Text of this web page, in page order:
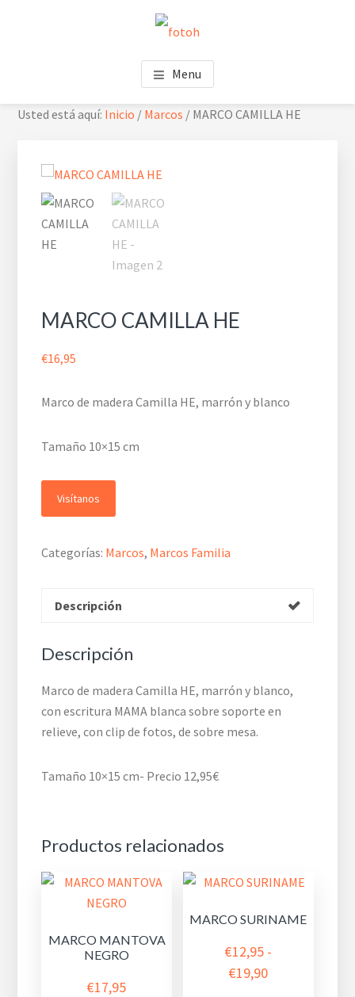
Menu
Usted está aquí: Inicio / Marcos / MARCO CAMILLA HE
MARCO CAMILLA HE
€16,95
Marco de madera Camilla HE, marrón y blanco
Tamaño 10×15 cm
Visítanos
Categorías: Marcos, Marcos Familia
Descripción
Descripción
Marco de madera Camilla HE, marrón y blanco,
con escritura MAMA blanca sobre soporte en
relieve, con clip de fotos, de sobre mesa.
Tamaño 10×15 cm- Precio 12,95€
Productos relacionados
MARCO MANTOVA
NEGRO
€17,95
MARCO SURINAME
€12,95 -
€19,90Rango